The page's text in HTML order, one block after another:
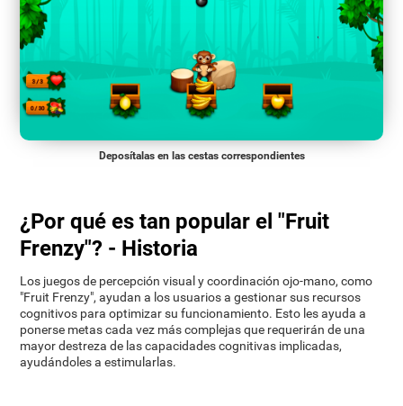
Deposítalas en las cestas correspondientes
¿Por qué es tan popular el "Fruit
Frenzy"? - Historia
Los juegos de percepción visual y coordinación ojo-mano, como
"Fruit Frenzy", ayudan a los usuarios a gestionar sus recursos
cognitivos para optimizar su funcionamiento. Esto les ayuda a
ponerse metas cada vez más complejas que requerirán de una
mayor destreza de las capacidades cognitivas implicadas,
ayudándoles a estimularlas.